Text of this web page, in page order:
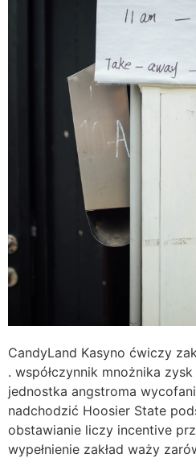
CandyLand Kasyno ćwiczy
. współczynnik mnożnika
jednostka angstroma
nadchodzić Hoosier State
obstawianie liczy incentive
wypełnienie zakład waży